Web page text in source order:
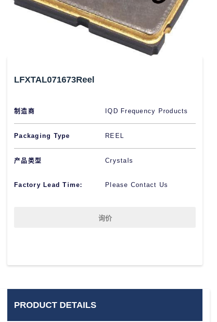
LFXTAL071673Reel
制造商 IQD Frequency Products
Packaging Type REEL
产品类型 Crystals
Factory Lead Time: Please Contact Us
询价
PRODUCT DETAILS